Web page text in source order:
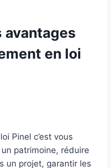
avantages
en loi
Pinel c’est vous
patrimoine, réduire
un projet, garantir les